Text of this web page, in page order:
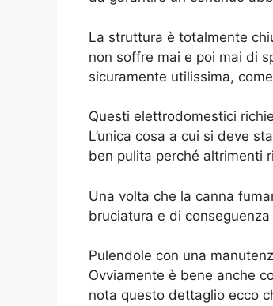
La struttura è totalmente
non soffre mai e poi mai di
sicuramente utilissima,
Questi elettrodomestici
L’unica cosa a cui si deve
ben pulita perché altrimenti
Una volta che la canna
bruciatura e di
Pulendole con una
Ovviamente è bene anche
nota questo dettaglio ecco